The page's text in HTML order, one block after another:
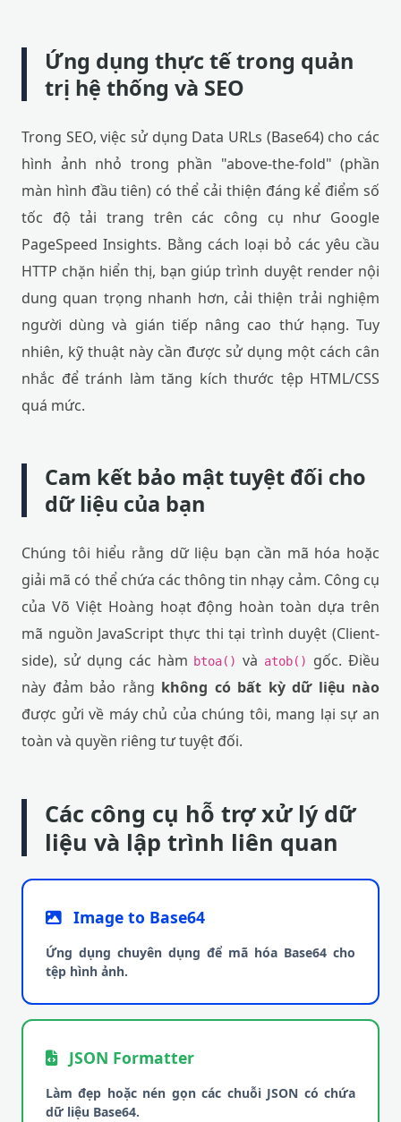
Ứng dụng thực tế trong quản
trị hệ thống và SEO
Trong SEO, việc sử dụng Data URLs (Base64) cho các
hình ảnh nhỏ trong phần "above-the-fold" (phần
màn hình đầu tiên) có thể cải thiện đáng kể điểm số
tốc độ tải trang trên các công cụ như Google
PageSpeed Insights. Bằng cách loại bỏ các yêu cầu
HTTP chặn hiển thị, bạn giúp trình duyệt render nội
dung quan trọng nhanh hơn, cải thiện trải nghiệm
người dùng và gián tiếp nâng cao thứ hạng. Tuy
nhiên, kỹ thuật này cần được sử dụng một cách cân
nhắc để tránh làm tăng kích thước tệp HTML/CSS
quá mức.
Cam kết bảo mật tuyệt đối cho
dữ liệu của bạn
Chúng tôi hiểu rằng dữ liệu bạn cần mã hóa hoặc
giải mã có thể chứa các thông tin nhạy cảm. Công cụ
của Võ Việt Hoàng hoạt động hoàn toàn dựa trên
mã nguồn JavaScript thực thi tại trình duyệt (Client-
side), sử dụng các hàm btoa() và atob()
gốc. Điều
này đảm bảo rằng không có bất kỳ dữ liệu nào
được gửi về máy chủ của chúng tôi, mang lại sự an
toàn và quyền riêng tư tuyệt đối.
Các công cụ hỗ trợ xử lý dữ
liệu và lập trình liên quan
Image to Base64
Ứng dụng chuyên dụng để mã hóa Base64 cho
tệp hình ảnh.
JSON Formatter
Làm đẹp hoặc nén gọn các chuỗi JSON có chứa
dữ liệu Base64.